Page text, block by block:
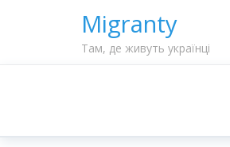
Migranty
Там, де живуть українці